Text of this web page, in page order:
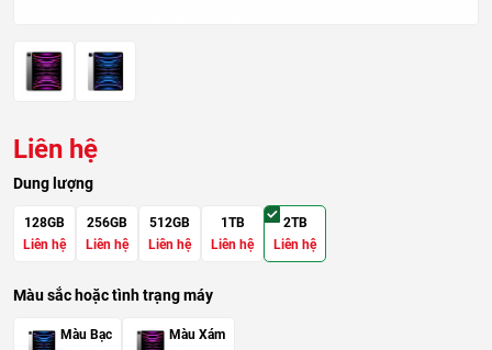
Liên hệ
Dung lượng
128GB
Liên hệ
256GB
Liên hệ
512GB
Liên hệ
1TB
Liên hệ
2TB
Liên hệ
Màu sắc hoặc tình trạng máy
Màu Bạc
Màu Xám